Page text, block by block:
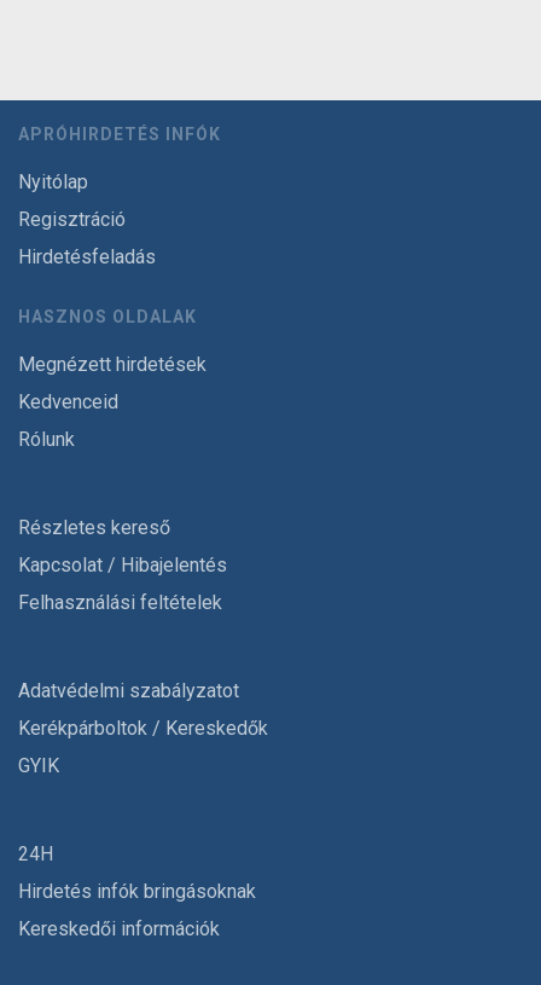
APRÓHIRDETÉS INFÓK
Nyitólap
Regisztráció
Hirdetésfeladás
HASZNOS OLDALAK
Megnézett hirdetések
Kedvenceid
Rólunk
Részletes kereső
Kapcsolat / Hibajelentés
Felhasználási feltételek
Adatvédelmi szabályzatot
Kerékpárboltok / Kereskedők
GYIK
24H
Hirdetés infók bringásoknak
Kereskedői információk